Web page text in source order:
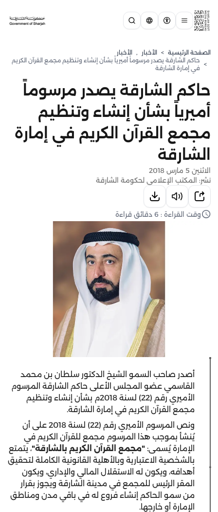
الصفحة الرئيسية > الأخبار , الأخبار
>
حاكم الشارقة يصدر مرسوماً أميرياً بشأن إنشاء وتنظيم مجمع القرآن الكريم
في إمارة الشارقة
حاكم الشارقة يصدر مرسوماً
أميرياً بشأن إنشاء وتنظيم
مجمع القرآن الكريم في إمارة
الشارقة
الاثنين 5 مارس 2018
نشر: المكتب الإعلامي لحكومة الشارقة
وقت القراءة : 6 دقائق قراءة
أصدر صاحب السمو الشيخ الدكتور سلطان بن محمد
القاسمي عضو المجلس الأعلى حاكم الشارقة المرسوم
الأميري رقم (22) لسنة 2018م بشأن إنشاء وتنظيم
مجمع القرآن الكريم في إمارة الشارقة.
ونص المرسوم الأميري رقم (22) لسنة 2018 على أن
يُنشأ بموجب هذا المرسوم مجمع للقرآن الكريم في
الإمارة يُسمى: "مجمع القرآن الكريم بالشارقة"، يتمتع
بالشخصية الاعتبارية وبالأهلية القانونية الكاملة لتحقيق
أهدافه، ويكون له الاستقلال المالي والإداري، ويكون
المقر الرئيس للمجمع في مدينة الشارقة ويجوز بقرار
من سمو الحاكم إنشاء فروع له في باقي مدن ومناطق
الإمارة أو خارجها.